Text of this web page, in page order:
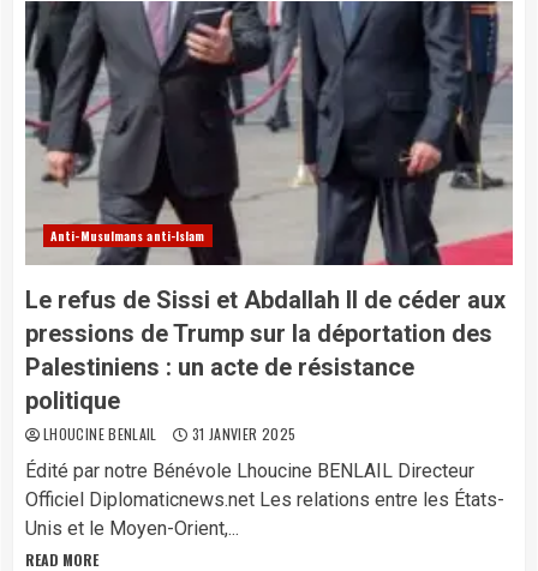
Anti-Musulmans anti-Islam
Le refus de Sissi et Abdallah II de céder aux
pressions de Trump sur la déportation des
Palestiniens : un acte de résistance
politique
LHOUCINE BENLAIL 31 JANVIER 2025
Édité par notre Bénévole Lhoucine BENLAIL Directeur
Officiel Diplomaticnews.net Les relations entre les États-
Unis et le Moyen-Orient,...
READ MORE